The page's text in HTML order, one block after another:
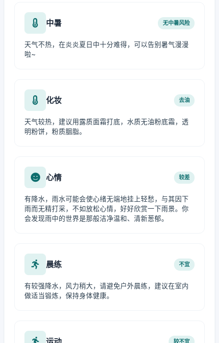
中暑 无中暑风险
天气不热，在炎炎夏日中十分难得，可以告别暑气漫漫
啦~
化妆 去油
天气较热，建议用露质面霜打底，水质无油粉底霜，透
明粉饼，粉质胭脂。
心情 较差
有降水，雨水可能会使心绪无端地挂上轻愁，与其因下
雨而无精打采，不如放松心情，好好欣赏一下雨景。你
会发现雨中的世界是那般洁净温和、清新葱郁。
晨练 不宜
有较强降水，风力稍大，请避免户外晨练，建议在室内
做适当锻炼，保持身体健康。
较不宜